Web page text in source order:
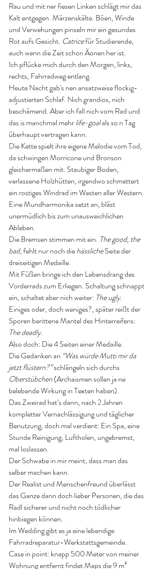
Rau und mit ner fiesen Linken schlägt mir das
Kalt entgegen. Märzenskälte. Böen, Winde
und Verwehungen pinseln mir ein gesundes
Rot aufs Gesicht. Catrice für Studierende,
auch wenn die Zeit schon Äonen her ist.
Ich pflücke mich durch den Morgen, links,
rechts, Fahrradweg entlang.
Heute Nacht gab's nen ansatzweise flockig-
adjustierten Schlaf. Nich grandios, nich
beschämend. Aber ich fall nich vom Rad und
das is manchmal mehr life-goal als so n Tag
überhaupt vertragen kann.
Die Kette spielt ihre eigene Melodie vom Tod,
da schwingen Morricone und Bronson
gleichermaßen mit. Staubiger Boden,
verlassene Holzhütten, irgendwo schmettert
ein rostiges Windrad im Westen aller Western.
Eine Mundharmonika setzt an, bläst
unermüdlich bis zum unausweichlichen
Ableben.
Die Bremsen stimmen mit ein. The good, the
bad, fehlt nur noch die hässliche Seite der
dreiseitigen Medaille.
Mit Füßen bringe ich den Lebensdrang des
Vorderrads zum Erliegen. Schaltung schnappt
ein, schaltet aber nich weiter: The ugly.
Einiges oder, doch weniges?, später reißt der
Sporen berittene Mantel des Hinterreifens:
The deadly.
Also doch: Die 4 Seiten einer Medaille.
Die Gedanken an “Was würde Mutti mir da
jetzt flüstern?” schlängeln sich durchs
Oberstübchen (Archaismen sollen ja ne
belebende Wirkung in Texten haben).
Das Zweirad hat’s dann, nach 2 Jahren
kompletter Vernachlässigung und täglicher
Benutzung, doch mal verdient: Ein Spa, eine
Stunde Reinigung, Luftholen, ungebremst,
mal loslassen.
Der Schwabe in mir meint, dass man das
selber machen kann.
Der Realist und Menschenfreund überlässt
das Ganze dann doch lieber Personen, die das
Radl sicherer und nicht noch tödlicher
hinbiegen können.
Im Wedding gibt es ja eine lebendige
Fahrradreparatur-Werkstattsgemeinde.
Case in point: knapp 500 Meter von meiner
Wohnung entfernt findet Maps die 9 m²